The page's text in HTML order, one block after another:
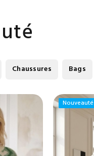
Chaussures Bags